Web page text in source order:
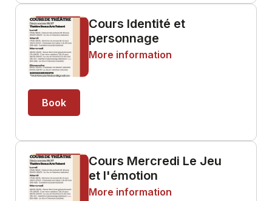
Cours Identité et
personnage
More information
Book
Cours Mercredi Le Jeu
et l'émotion
More information